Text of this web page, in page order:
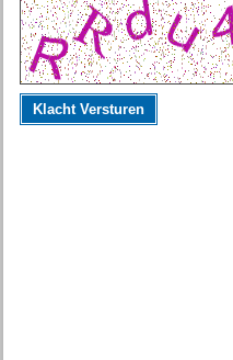
Klacht Versturen